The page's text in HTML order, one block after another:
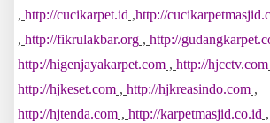
, http://cucikarpet.id ,http://
, http://fikrulakbar.org , http://
http://higenjayakarpet.com , http://hjcctv.com
http://hjkeset.com , http://hjkreasindo.com ,
http://hjtenda.com , http://karpetmasjid.co.id ,